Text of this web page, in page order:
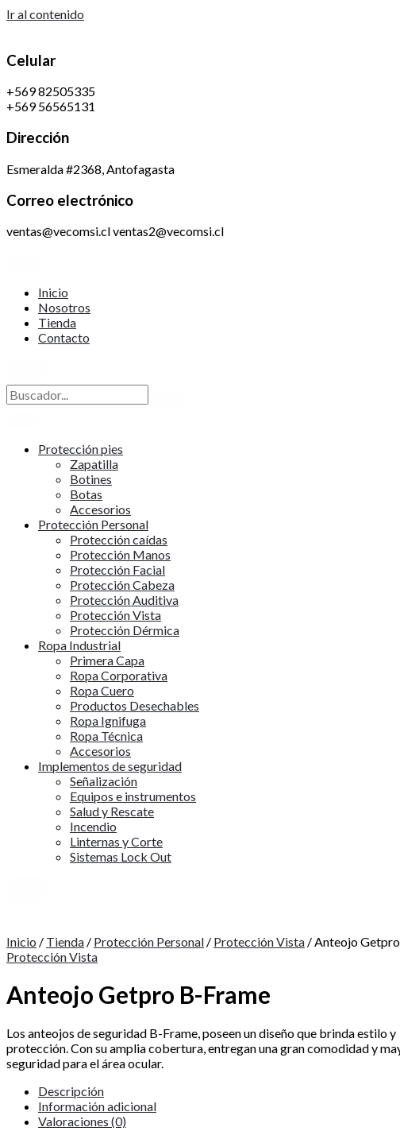
Ir al contenido
Celular
+569 82505335
+569 56565131
Dirección
Esmeralda #2368, Antofagasta
Correo electrónico
ventas@vecomsi.cl ventas2@vecomsi.cl
Inicio
Nosotros
Tienda
Contacto
Protección pies
Zapatilla
Botines
Botas
Accesorios
Protección Personal
Protección caídas
Protección Manos
Protección Facial
Protección Cabeza
Protección Auditiva
Protección Vista
Protección Dérmica
Ropa Industrial
Primera Capa
Ropa Corporativa
Ropa Cuero
Productos Desechables
Ropa Ignifuga
Ropa Técnica
Accesorios
Implementos de seguridad
Señalización
Equipos e instrumentos
Salud y Rescate
Incendio
Linternas y Corte
Sistemas Lock Out
Inicio / Tienda / Protección Personal / Protección Vista / Anteojo
Protección Vista
Anteojo Getpro B-Frame
Los anteojos de seguridad B-Frame, poseen un diseño que brinda estilo y
protección. Con su amplia cobertura, entregan una gran comodidad y
seguridad para el área ocular.
Descripción
Información adicional
Valoraciones (0)